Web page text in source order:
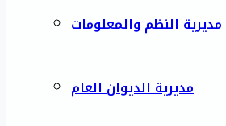
مديرية النظم والمعلومات
مديرية الديوان العام